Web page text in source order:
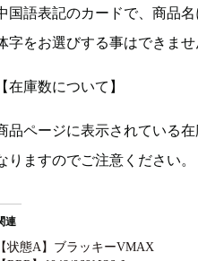
国語表記のカードで、商品
字をお選びする事はできませ
【在庫数について】
品ページに表示されている
りますのでご注意ください。
連
【状態A】ブラッキーVMAX